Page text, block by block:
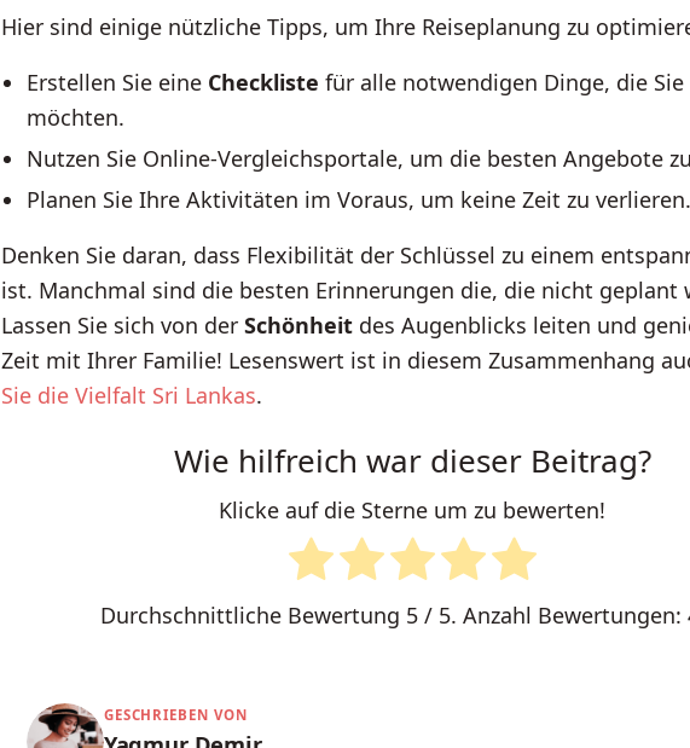
Hier sind einige nützliche Tipps, um Ihre Reiseplanung zu
Erstellen Sie eine Checkliste für alle notwendigen Dinge, die
möchten.
Nutzen Sie Online-Vergleichsportale, um die besten Angebote
Planen Sie Ihre Aktivitäten im Voraus, um keine Zeit zu verlieren.
Denken Sie daran, dass Flexibilität der Schlüssel zu einem
ist. Manchmal sind die besten Erinnerungen die, die nicht geplant
Lassen Sie sich von der Schönheit des Augenblicks leiten und
Zeit mit Ihrer Familie! Lesenswert ist in diesem Zusammenhang
Sie die Vielfalt Sri Lankas.
Wie hilfreich war dieser Beitrag?
Klicke auf die Sterne um zu bewerten!
Durchschnittliche Bewertung 5 / 5. Anzahl Bewertungen:
GESCHRIEBEN VON